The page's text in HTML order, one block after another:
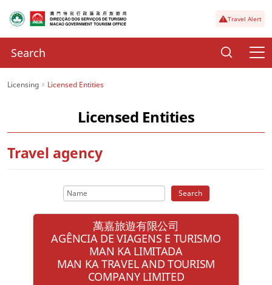
Travel Alert
Licensing Licensed Entities
Licensed Entities
Travel agency
Search
萬嘉旅遊有限公司
AGÊNCIA DE VIAGENS E TURISMO
MAN KA LIMITADA
MAN KA TRAVEL AND TOURISM
COMPANY LIMITED